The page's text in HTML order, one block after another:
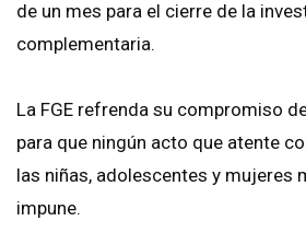
de un mes para el cierre de la
complementaria.
La FGE refrenda su compromiso
para que ningún acto que atente
las niñas, adolescentes y mujeres
impune.